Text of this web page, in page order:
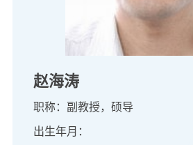
赵海涛
职称：副教授，硕导
出生年月：